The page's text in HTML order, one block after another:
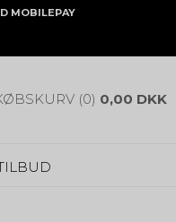
MOBILEPAY
(0) 0,00 DKK